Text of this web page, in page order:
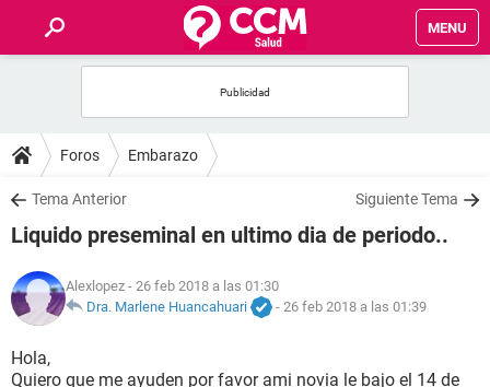
MENU
FOROS
SALUD
FAMILIA
NUTRICIÓN
BIENESTAR
Foros Embarazo
Tema Anterior Siguiente Tema
Liquido preseminal en ultimo dia de periodo..
Alexlopez - 26 feb 2018 a las 01:30
Dra. Marlene Huancahuari
- 26 feb 2018 a las 01:39
Hola,
Quiero que me ayuden por favor ami novia le bajo el 14 de